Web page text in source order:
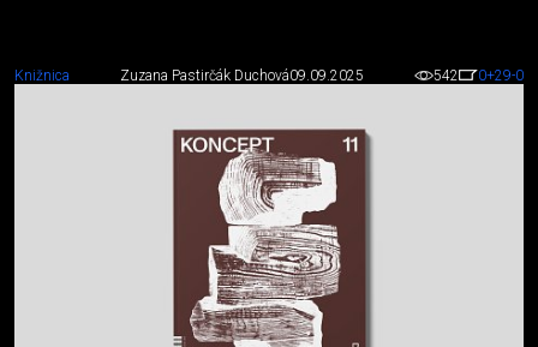
Knižnica Zuzana Pastirčák Duchová09.09.2025 542 0+29-0